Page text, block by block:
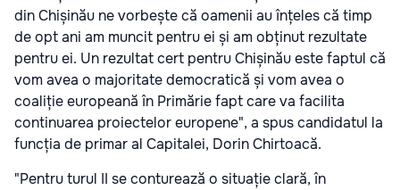
din Chișinău ne vorbește că oamenii au înțeles că timp
de opt ani am muncit pentru ei și am obținut rezultate
pentru ei. Un rezultat cert pentru Chișinău este faptul că
vom avea o majoritate democratică și vom avea o
coaliție europeană în Primărie fapt care va facilita
continuarea proiectelor europene", a spus candidatul la
funcția de primar al Capitalei, Dorin Chirtoacă.
"Pentru turul II se conturează o situație clară, în